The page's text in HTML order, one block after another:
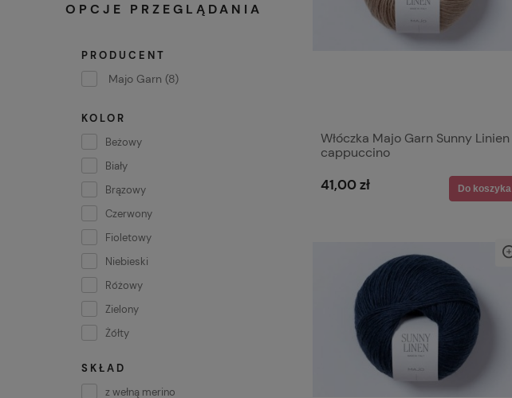
OPCJE PRZEGLĄDANIA
PRODUCENT
Majo Garn (8)
KOLOR
Beżowy
Biały
Brązowy
Czerwony
Fioletowy
Niebieski
Różowy
Zielony
Żółty
SKŁAD
z wełną merino
Włóczka Majo Garn Sunny Linien
cappuccino
41,00 zł Do koszyka